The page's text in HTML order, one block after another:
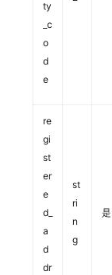
ty
_c
o
d
e
re
gi
st
er
e
d_
a
d
dr
st
ri
n
g
是